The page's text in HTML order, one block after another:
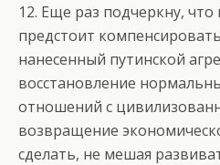
12. Еще раз подчеркну,
предстоит
нанесенный путинской
восстановление
отношений с
возвращение
сделать, не мешая